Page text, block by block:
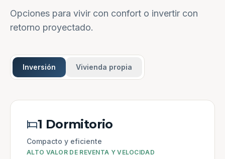
Opciones para vivir con confort o invertir con
retorno proyectado.
Inversión Vivienda propia
1 Dormitorio
Compacto y eficiente
ALTO VALOR DE REVENTA Y VELOCIDAD